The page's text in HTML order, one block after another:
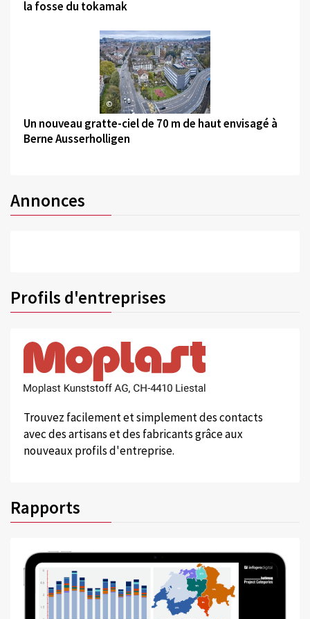
la fosse du tokamak
©
Un nouveau gratte-ciel de 70 m de haut envisagé à
Berne Ausserholligen
Annonces
Profils d'entreprises
Trouvez facilement et simplement des contacts
avec des artisans et des fabricants grâce aux
nouveaux profils d'entreprise.
Rapports